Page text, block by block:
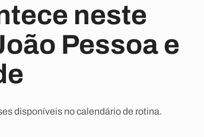
neste
Pessoa e
disponíveis no calendário de rotina.